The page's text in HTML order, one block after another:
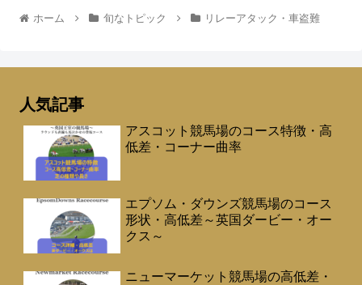
ホーム 旬なトピック リレーアタック・車盗難
人気記事
アスコット競馬場のコース特徴・高
低差・コーナー曲率
エプソム・ダウンズ競馬場のコース
形状・高低差～英国ダービー・オー
クス～
ニューマーケット競馬場の高低差・